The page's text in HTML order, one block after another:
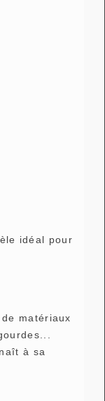
idéal pour
matériaux
à sa